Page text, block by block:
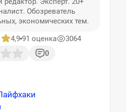
Обозреватель
экономических тем.
4,9 91 оценка
3064
0